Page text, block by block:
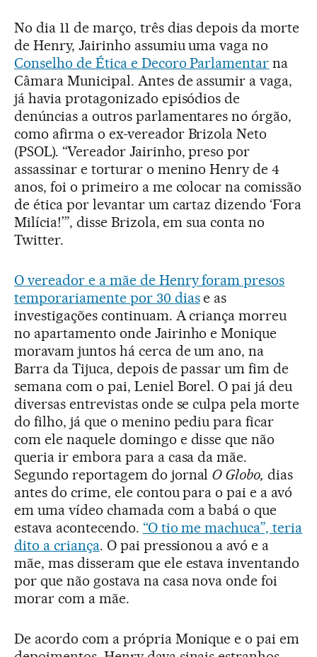
No dia 11 de março, três dias depois da morte
de Henry, Jairinho assumiu uma vaga no
Conselho de Ética e Decoro Parlamentar na
Câmara Municipal. Antes de assumir a vaga,
já havia protagonizado episódios de
denúncias a outros parlamentares no órgão,
como afirma o ex-vereador Brizola Neto
(PSOL). “Vereador Jairinho, preso por
assassinar e torturar o menino Henry de 4
anos, foi o primeiro a me colocar na comissão
de ética por levantar um cartaz dizendo ‘Fora
Milícia!’”, disse Brizola, em sua conta no
Twitter.
O vereador e a mãe de Henry foram presos
temporariamente por 30 diase as
investigações continuam. A criança morreu
no apartamento onde Jairinho e Monique
moravam juntos há cerca de um ano, na
Barra da Tijuca, depois de passar um fim de
semana com o pai, Leniel Borel. O pai já deu
diversas entrevistas onde se culpa pela morte
do filho, já que o menino pediu para ficar
com ele naquele domingo e disse que não
queria ir embora para a casa da mãe.
Segundo reportagem do jornal O Globo, dias
antes do crime, ele contou para o pai e a avó
em uma vídeo chamada com a babá o que
estava acontecendo. “O tio me machuca”, teria
dito a criança. O pai pressionou a avó e a
mãe, mas disseram que ele estava inventando
por que não gostava na casa nova onde foi
morar com a mãe.
De acordo com a própria Monique e o pai em